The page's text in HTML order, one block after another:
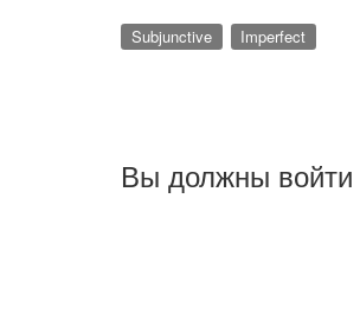
Subjunctive Imperfect
Вы должны войти